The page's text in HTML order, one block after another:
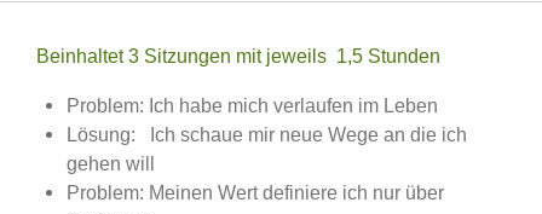
Beinhaltet 3 Sitzungen mit jeweils 1,5 Stunden
Problem: Ich habe mich verlaufen im Leben
Lösung: Ich schaue mir neue Wege an die ich
gehen will
Problem: Meinen Wert definiere ich nur über